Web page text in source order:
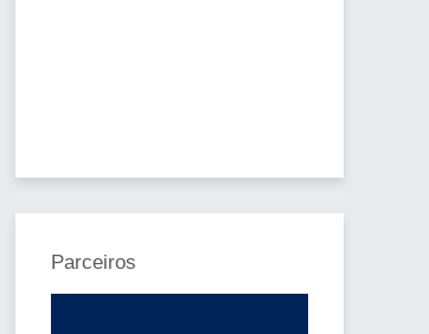
Parceiros